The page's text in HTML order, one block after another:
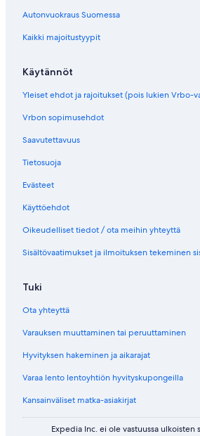
a
i
k
i
a
a
i
k
i
Autonvuokraus Suomessa
Kaikki majoitustyypit
Käytännöt
Yleiset ehdot ja rajoitukset (pois lukien Vrbo-
Vrbon sopimusehdot
Saavutettavuus
Tietosuoja
Evästeet
Käyttöehdot
Oikeudelliset tiedot / ota meihin yhteyttä
Sisältövaatimukset ja ilmoituksen tekeminen
Tuki
Ota yhteyttä
Varauksen muuttaminen tai peruuttaminen
Hyvityksen hakeminen ja aikarajat
Varaa lento lentoyhtiön hyvityskupongeilla
Kansainväliset matka-asiakirjat
Expedia Inc. ei ole vastuussa ulkoisten